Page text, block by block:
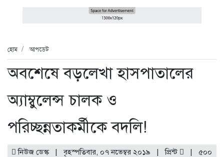
হোম আপডেট
অবশেষে বড়লেখা হাসপাতালের
অ্যাম্বুলেন্স চালক ও
পরিচ্ছন্নতাকর্মীকে বদলি!
নিউজ ডেস্ক | বৃহস্পতিবার, ০৭ নভেম্বর ২০১৯ |প্রিন্ট | ৫০০